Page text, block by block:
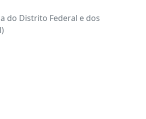
do Distrito Federal e dos